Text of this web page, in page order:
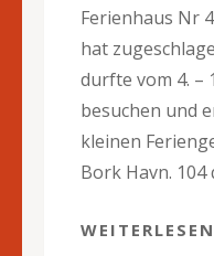
Ferienhaus Nr
hat
durfte vom 4. –
besuchen und
kleinen
Bork Havn. 104
WEITERLESEN